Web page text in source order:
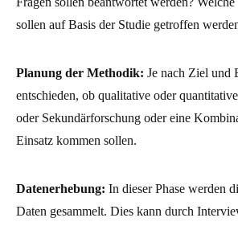
sollen auf Basis der Studie getroffen
Planung der Methodik: Je nach Ziel und
entschieden, ob qualitative oder
oder Sekundärforschung oder eine
Einsatz kommen sollen.
Datenerhebung: In dieser Phase werden
Daten gesammelt. Dies kann durch